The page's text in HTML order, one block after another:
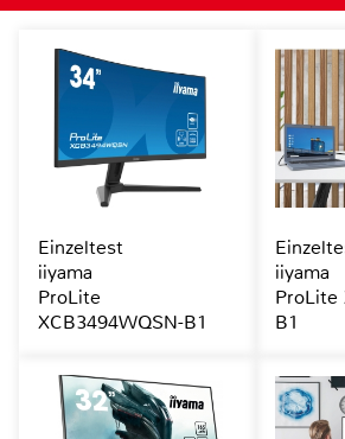
Einzeltest
iiyama
ProLite
XCB3494WQSN-B1
iiyama
ProLite
B1